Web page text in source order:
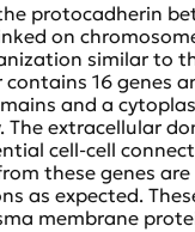
protocadherin
on
similar to
16 genes
and a
The extracellular
cell-cell
these genes
as expected.
membrane